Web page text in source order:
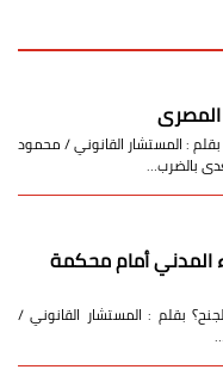
: المستشار القانوني / محمود
بالضرب…
المدني أمام محكمة
بقلم : المستشار القانوني /